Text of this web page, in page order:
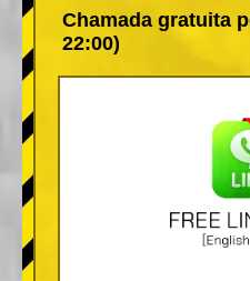
Chamada gratuita
22:00)